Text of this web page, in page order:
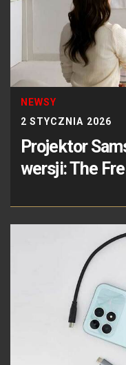
NEWSY
2 STYCZNIA 2026
Projektor
wersji: The